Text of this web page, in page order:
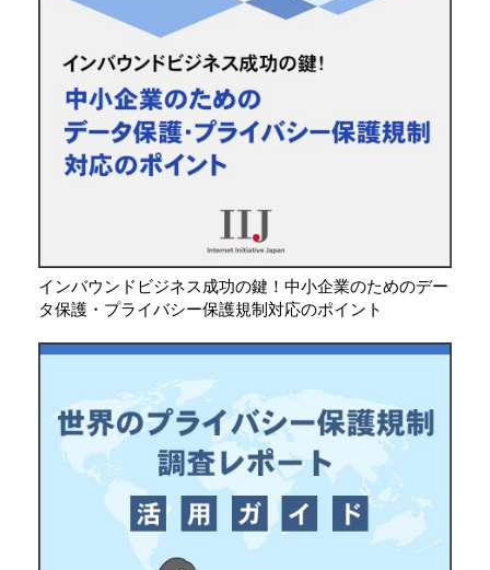
インバウンドビジネス成功の鍵！中小企業のためのデー
タ保護・プライバシー保護規制対応のポイント